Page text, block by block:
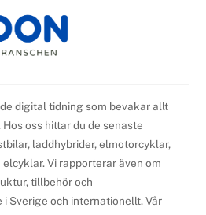
Top
digital tidning som bevakar allt
oss hittar du de senaste
laddhybrider, elmotorcyklar,
Vi rapporterar även om
tillbehör och
Sverige och internationellt. Vår